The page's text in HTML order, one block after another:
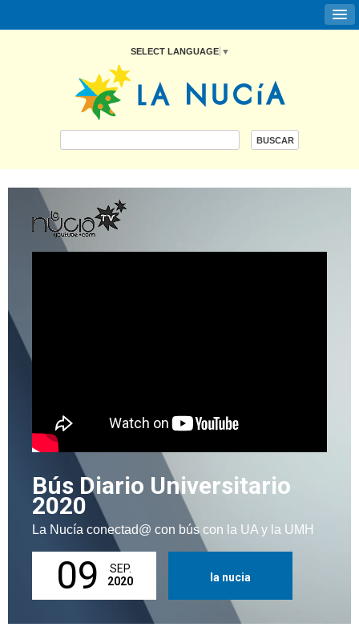
SELECT LANGUAGE ▼
Bús Diario Universitario
2020
La Nucía conectad@ con bús con la UA y la UMH
09
SEP.
2020
la nucia